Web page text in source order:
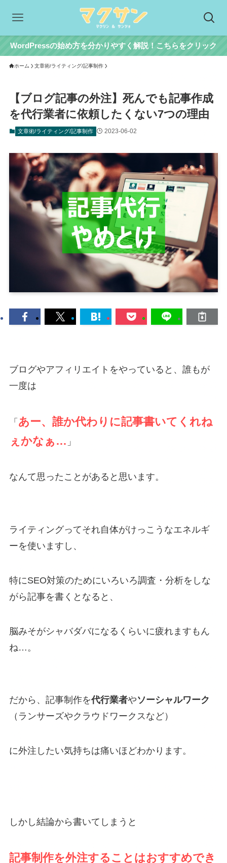
WordPressの始め方を分かりやすく解説！こちらをクリック
ホーム 文章術/ライティング/記事制作
【ブログ記事の外注】死んでも記事作成
を代行業者に依頼したくない7つの理由
文章術/ライティング/記事制作 2023-06-02
ブログやアフィリエイトをやっていると、誰もが
一度は
「 あー、誰か代わりに記事書いてくれね
ぇかなぁ… 」
なんて思ったことがあると思います。
ライティングってそれ自体がけっこうなエネルギ
ーを使いますし、
特にSEO対策のためにいろいろ調査・分析をしな
がら記事を書くとなると、
脳みそがシャバダバになるくらいに疲れますもん
ね…。
だから、記事制作を代行業者やソーシャルワーク
（ランサーズやクラウドワークスなど）
に外注したい気持ちは痛いほどわかります。
しかし結論から書いてしまうと
記事制作を外注することはおすすめでき